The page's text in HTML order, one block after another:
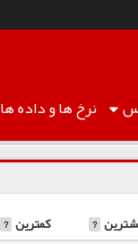
نرخ هاو داده ها
? کمترین ?